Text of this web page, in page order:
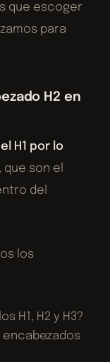
que escoger
para
H2 en
H1 por lo
, que son el
del
los
H1, H2 y H3?
encabezados